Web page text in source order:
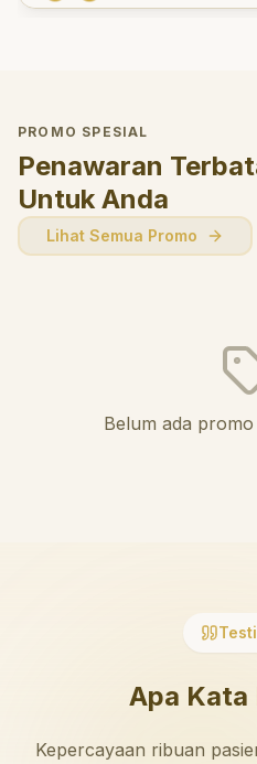
PROMO SPESIAL
Penawaran
Untuk Anda
Lihat Semua Promo
Belum ada
Apa Kata
Kepercayaan ribuan